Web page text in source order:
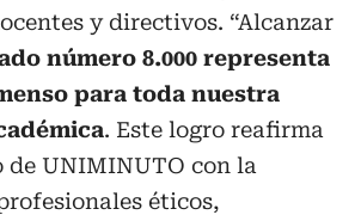
y directivos. “Alcanzar
número 8.000 representa
para toda nuestra
. Este logro reafirma
de UNIMINUTO con la
éticos,